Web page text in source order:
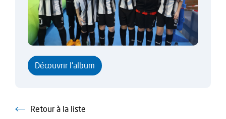
Découvrir l'album
Retour à la liste
Retour à la liste